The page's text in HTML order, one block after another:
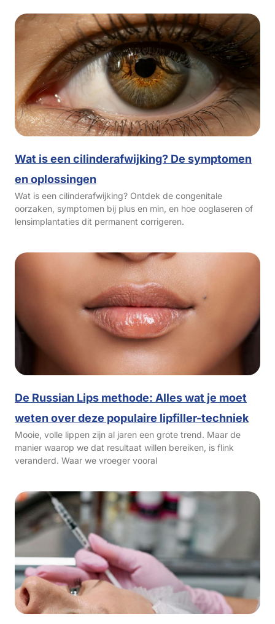
Wat is een cilinderafwijking? De symptomen
en oplossingen
Wat is een cilinderafwijking? Ontdek de congenitale
oorzaken, symptomen bij plus en min, en hoe ooglaseren of
lensimplantaties dit permanent corrigeren.
De Russian Lips methode: Alles wat je moet
weten over deze populaire lipfiller-techniek
Mooie, volle lippen zijn al jaren een grote trend. Maar de
manier waarop we dat resultaat willen bereiken, is flink
veranderd. Waar we vroeger vooral